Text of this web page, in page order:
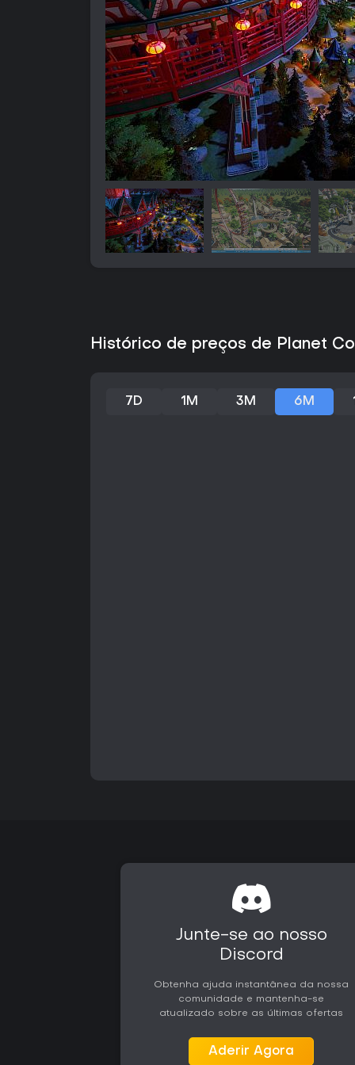
Histórico de preços de Planet
7D 1M 3M 6M
Junte-se ao nosso
Discord
Obtenha ajuda instantânea da nossa
comunidade e mantenha-se
atualizado sobre as últimas ofertas
Aderir Agora